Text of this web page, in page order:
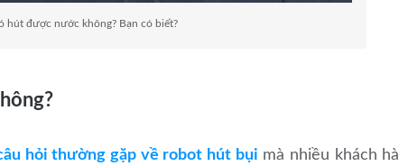
hút được nước không? Bạn có biết?
hỏi thường gặp về robot hút bụi mà nhiều khách